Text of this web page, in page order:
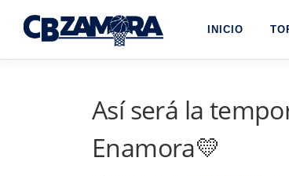
INICIO
Así será la
Enamora💛